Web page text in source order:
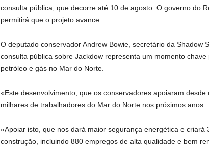
consulta pública, que decorre até 10 de agosto. O governo do
permitirá que o projeto avance.
O deputado conservador Andrew Bowie, secretário da Shadow
consulta pública sobre Jackdow representa um momento
petróleo e gás no Mar do Norte.
«Este desenvolvimento, que os conservadores apoiaram
milhares de trabalhadores do Mar do Norte nos próximos anos.
«Apoiar isto, que nos dará maior segurança energética e criará
construção, incluindo 880 empregos de alta qualidade e bem